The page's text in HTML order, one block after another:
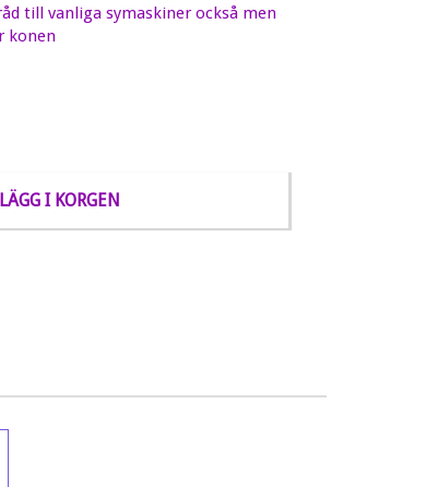
till vanliga symaskiner också men
konen
LÄGG I KORGEN